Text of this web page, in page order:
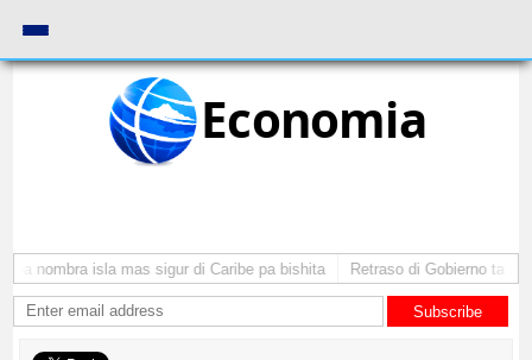
Economia
nombra isla mas sigur di Caribe pa bishita Retraso di Gobierno ta
Subscribe